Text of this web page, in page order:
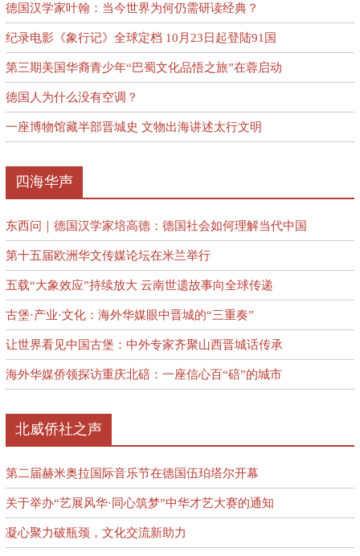
德国汉学家叶翰：当今世界为何仍需研读经典？
纪录电影《象行记》全球定档 10月23日起登陆91国
第三期美国华裔青少年“巴蜀文化品悟之旅”在蓉启动
德国人为什么没有空调？
一座博物馆藏半部晋城史 文物出海讲述太行文明
四海华声
东西问｜德国汉学家培高德：德国社会如何理解当代中国
第十五届欧洲华文传媒论坛在米兰举行
五载“大象效应”持续放大 云南世遗故事向全球传递
古堡·产业·文化：海外华媒眼中晋城的“三重奏”
让世界看见中国古堡：中外专家齐聚山西晋城话传承
海外华媒侨领探访重庆北碚：一座信心百“碚”的城市
北威侨社之声
第二届赫米奥拉国际音乐节在德国伍珀塔尔开幕
关于举办“艺展风华·同心筑梦”中华才艺大赛的通知
凝心聚力破瓶颈，文化交流新助力